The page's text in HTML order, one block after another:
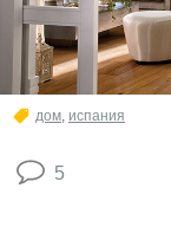
дом испания
5